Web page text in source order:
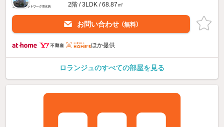
2階 / 3LDK / 68.87㎡
お問い合わせ （無料）
ほか提供
ロランジュのすべての部屋を見る